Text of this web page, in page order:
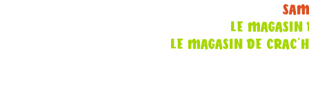
LE MAGASIN
LE MAGASIN DE